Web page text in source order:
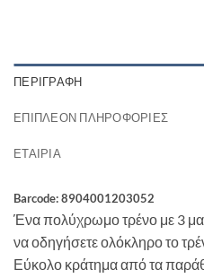
ΠΕΡΙΓΡΑΦΉ
ΕΠΙΠΛΈΟΝ ΠΛΗΡΟΦΟΡΊΕΣ
ΕΤΑΙΡΊΑ
Barcode: 8904001203052
Ένα πολύχρωμο τρένο με 3
να οδηγήσετε ολόκληρο το
Εύκολο κράτημα από τα